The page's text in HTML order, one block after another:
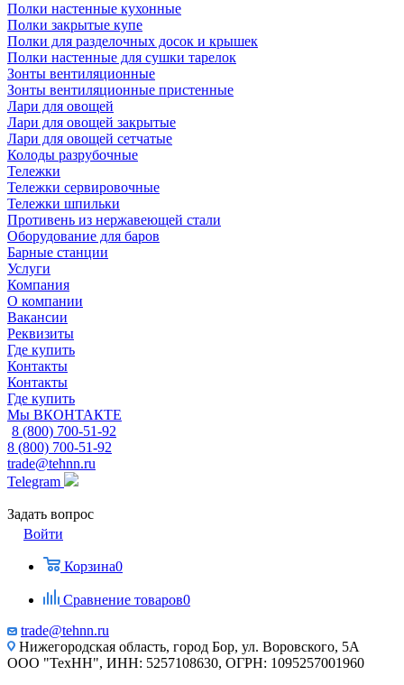
Полки настенные кухонные
Полки закрытые купе
Полки для разделочных досок и крышек
Полки настенные для сушки тарелок
Зонты вентиляционные
Зонты вентиляционные пристенные
Лари для овощей
Лари для овощей закрытые
Лари для овощей сетчатые
Колоды разрубочные
Тележки
Тележки сервировочные
Тележки шпильки
Противень из нержавеющей стали
Оборудование для баров
Барные станции
Услуги
Компания
О компании
Вакансии
Реквизиты
Где купить
Контакты
Контакты
Где купить
Мы ВКОНТАКТЕ
8 (800) 700-51-92
8 (800) 700-51-92
trade@tehnn.ru
Telegram
Задать вопрос
Войти
Корзина0
Сравнение товаров0
trade@tehnn.ru
Нижегородская область, город Бор, ул. Воровского, 5А
ООО "ТехНН", ИНН: 5257108630, ОГРН: 1095257001960